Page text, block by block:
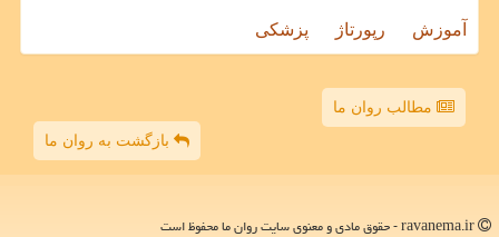
آموزش رپورتاژ پزشکی
مطالب روان ما
بازگشت به روان ما